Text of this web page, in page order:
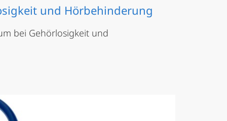
und Hörbehinderung
bei Gehörlosigkeit und